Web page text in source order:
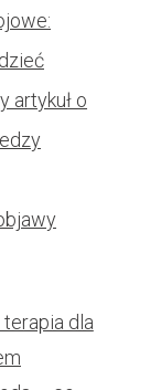
artykuł o
dla